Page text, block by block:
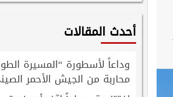
أحدث المقالات
وداعاً لأسطورة “المسيرة
محاربة من الجيش الأحمر الصيني عن